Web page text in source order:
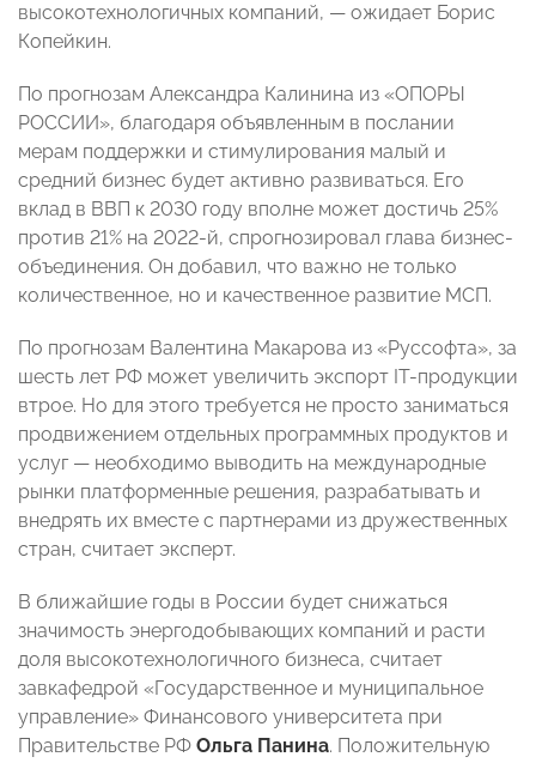
высокотехнологичных компаний, — ожидает Борис
Копейкин.
По прогнозам Александра Калинина из «ОПОРЫ
РОССИИ», благодаря объявленным в послании
мерам поддержки и стимулирования малый и
средний бизнес будет активно развиваться. Его
вклад в ВВП к 2030 году вполне может достичь 25%
против 21% на 2022-й, спрогнозировал глава бизнес-
объединения. Он добавил, что важно не только
количественное, но и качественное развитие МСП.
По прогнозам Валентина Макарова из «Руссофта», за
шесть лет РФ может увеличить экспорт IT-продукции
втрое. Но для этого требуется не просто заниматься
продвижением отдельных программных продуктов и
услуг — необходимо выводить на международные
рынки платформенные решения, разрабатывать и
внедрять их вместе с партнерами из дружественных
стран, считает эксперт.
В ближайшие годы в России будет снижаться
значимость энергодобывающих компаний и расти
доля высокотехнологичного бизнеса, считает
завкафедрой «Государственное и муниципальное
управление» Финансового университета при
Правительстве РФ Ольга Панина. Положительную